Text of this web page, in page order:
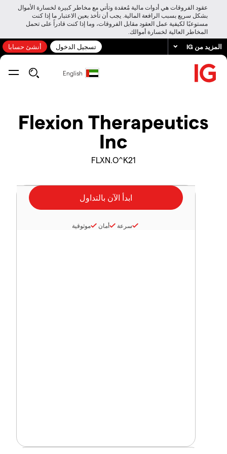
عقود الفروقات هي أدوات مالية مُعقدة وتأتي مع مخاطر كبيرة لخسارة الأموال
بشكل سريع بسبب الرافعة المالية. يجب أن تأخذ بعين الاعتبار ما إذا كنت
مستوعبًا لكيفية عمل العقود مقابل الفروقات، وما إذا كنت قادراً على تحمل
المخاطر العالية لخسارة أموالك.
المزيد من IG تسجيل الدخول أنشئ حسابا
English
Flexion Therapeutics
Inc
FLXN.O^K21
سرعة أمان موثوقية